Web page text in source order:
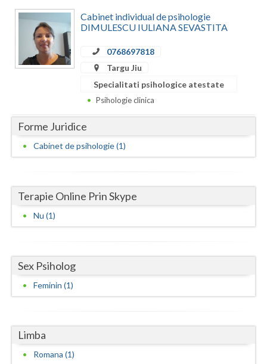
Constanta
Covasna
Dolj
Galati
Gorj
Harghita
Ialomita
Iasi
Maramures
Mehedinti
Cabinet individual de psihologie
DIMULESCU IULIANA SEVASTITA
0768697818
Targu Jiu
Specialitati psihologice atestate
Psihologie clinica
Forme Juridice
Cabinet de psihologie (1)
Terapie Online Prin Skype
Nu (1)
Sex Psiholog
Feminin (1)
Limba
Romana (1)